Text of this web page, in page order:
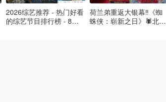
2026综艺推荐 - 热门好看
的综艺节目排行榜 - 8月
荷兰弟重返大银幕‼️《蜘
蛛侠：崭新之日》🕷️北美